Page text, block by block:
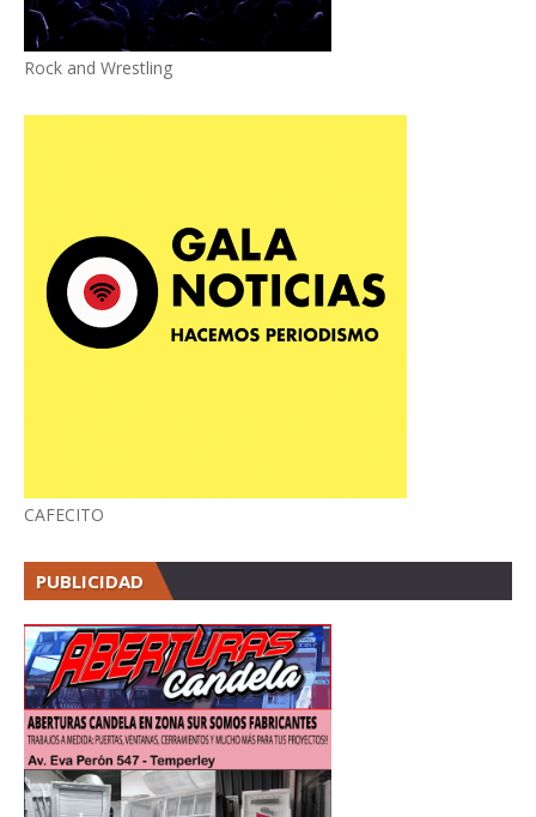
Rock and Wrestling
CAFECITO
PUBLICIDAD